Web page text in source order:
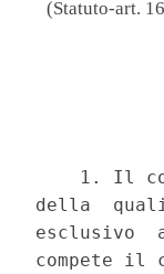
(Statuto-art.
1. Il
della
esclusivo
compete